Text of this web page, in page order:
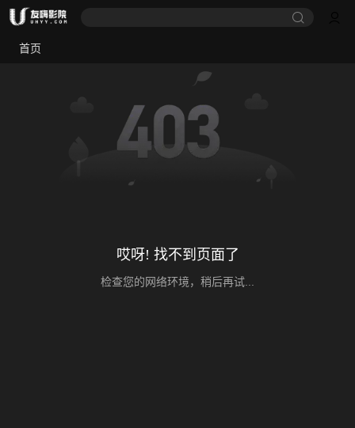
首页
哎呀! 找不到页面了
检查您的网络环境，稍后再试...